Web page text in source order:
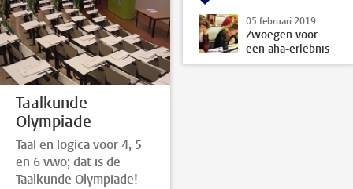
Taalkunde
Olympiade
Taal en logica voor 4, 5
en 6 vwo; dat is de
Taalkunde Olympiade!
05 februari 2019
Zwoegen voor
een aha-erlebnis